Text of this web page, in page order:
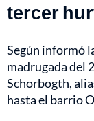
tercer
Según informó
madrugada del
Schorbogth,
hasta el barrio